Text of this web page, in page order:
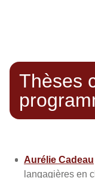
Thèses
Aurélie Cadeau
langagières en